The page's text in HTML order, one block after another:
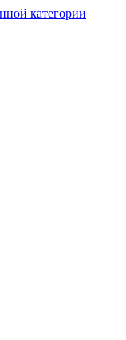
категории